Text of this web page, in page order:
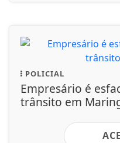
POLICIAL
Empresário é
trânsito em